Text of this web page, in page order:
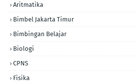
Aritmatika
Bimbel Jakarta Timur
Bimbingan Belajar
Biologi
CPNS
Fisika